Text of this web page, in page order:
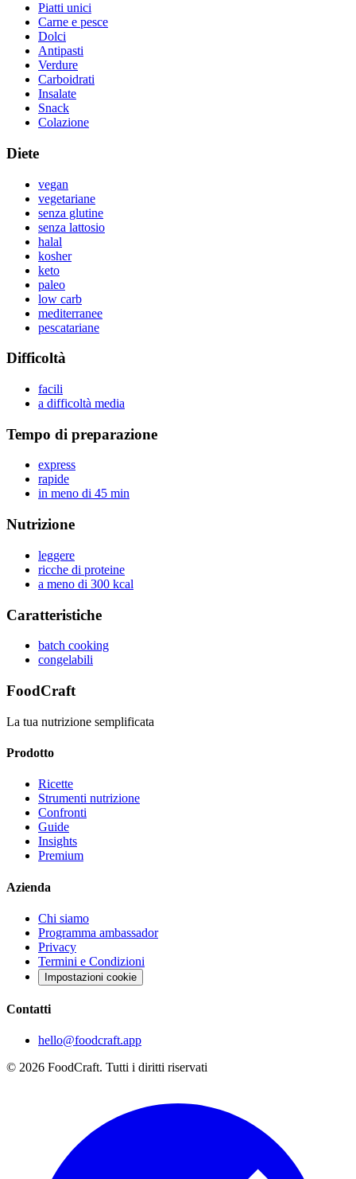
Piatti unici
Carne e pesce
Dolci
Antipasti
Verdure
Carboidrati
Insalate
Snack
Colazione
Diete
vegan
vegetariane
senza glutine
senza lattosio
halal
kosher
keto
paleo
low carb
mediterranee
pescatariane
Difficoltà
facili
a difficoltà media
Tempo di preparazione
express
rapide
in meno di 45 min
Nutrizione
leggere
ricche di proteine
a meno di 300 kcal
Caratteristiche
batch cooking
congelabili
FoodCraft
La tua nutrizione semplificata
Prodotto
Ricette
Strumenti nutrizione
Confronti
Guide
Insights
Premium
Azienda
Chi siamo
Programma ambassador
Privacy
Termini e Condizioni
Impostazioni cookie
Contatti
hello@foodcraft.app
© 2026 FoodCraft. Tutti i diritti riservati